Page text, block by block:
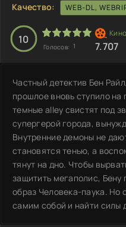
Качество:
WEB-DL,
10
Голосов: 1 7.707
Частный детектив Бен
прошлое вновь ступило
темные alley свистят под
супергерой города,
Внутренние демоны не
становятся тенью, а
тянут на дно. Чтобы
защитить мегаполис, Бену
образ Человека-паука. Но
самим собой и найти силы